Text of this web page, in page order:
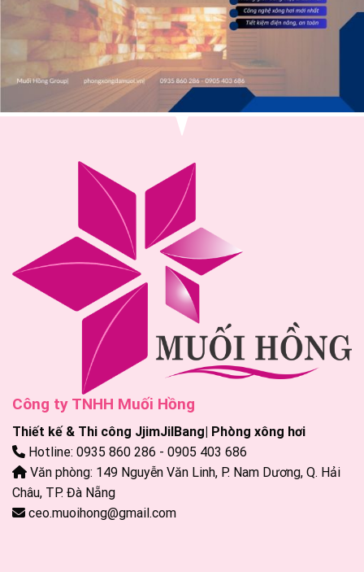
Công ty TNHH Muối Hồng
Thiết kế & Thi công JjimJilBang| Phòng xông hơi
Hotline: 0935 860 286 - 0905 403 686
Văn phòng: 149 Nguyễn Văn Linh, P. Nam Dương, Q. Hải
Châu, TP. Đà Nẵng
ceo.muoihong@gmail.com